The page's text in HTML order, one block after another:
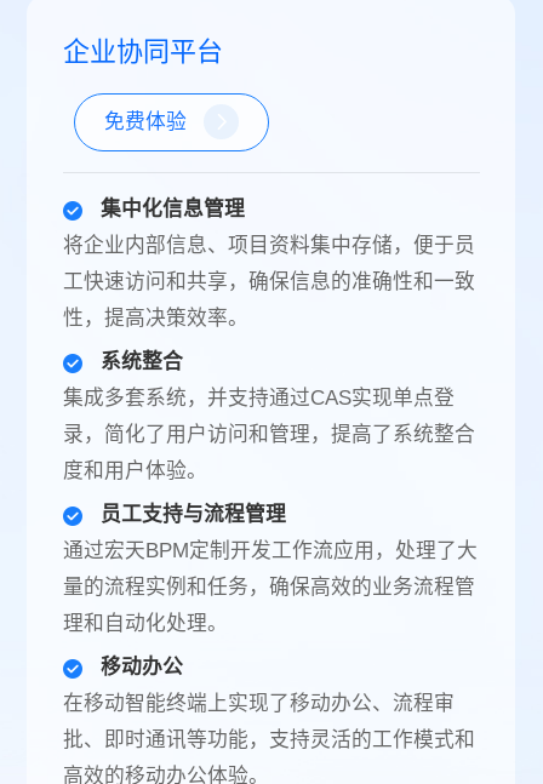
企业协同平台
免费体验
集中化信息管理
将企业内部信息、项目资料集中存储，便于员
工快速访问和共享，确保信息的准确性和一致
性，提高决策效率。
系统整合
集成多套系统，并支持通过CAS实现单点登
录，简化了用户访问和管理，提高了系统整合
度和用户体验。
员工支持与流程管理
通过宏天BPM定制开发工作流应用，处理了大
量的流程实例和任务，确保高效的业务流程管
理和自动化处理。
移动办公
在移动智能终端上实现了移动办公、流程审
批、即时通讯等功能，支持灵活的工作模式和
高效的移动办公体验。